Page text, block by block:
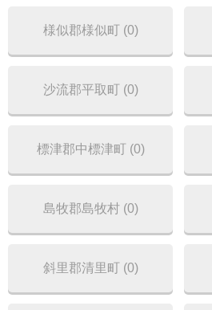
様似郡様似町 (0)
沙流郡平取町 (0)
標津郡中標津町 (0)
島牧郡島牧村 (0)
斜里郡清里町 (0)